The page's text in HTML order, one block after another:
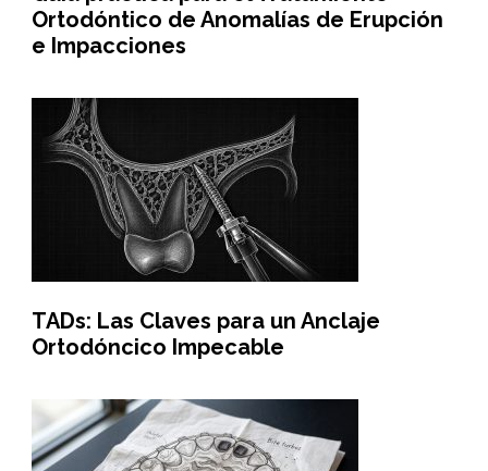
Ortodóntico de Anomalías de Erupción
e Impacciones
TADs: Las Claves para un Anclaje
Ortodóncico Impecable